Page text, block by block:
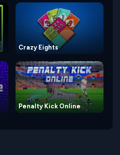
Crazy Eights
Penalty Kick Online